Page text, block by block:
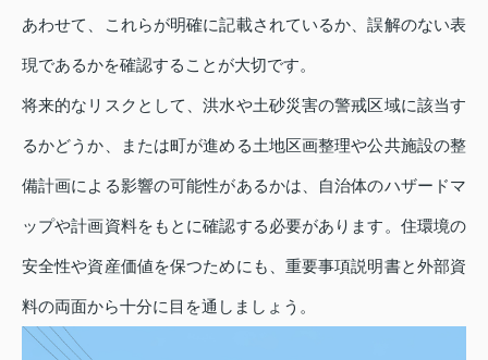
あわせて、これらが明確に記載されているか、誤解のない表
現であるかを確認することが大切です。
将来的なリスクとして、洪水や土砂災害の警戒区域に該当す
るかどうか、または町が進める土地区画整理や公共施設の整
備計画による影響の可能性があるかは、自治体のハザードマ
ップや計画資料をもとに確認する必要があります。住環境の
安全性や資産価値を保つためにも、重要事項説明書と外部資
料の両面から十分に目を通しましょう。